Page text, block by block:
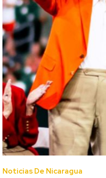
Noticias De Nicaragua